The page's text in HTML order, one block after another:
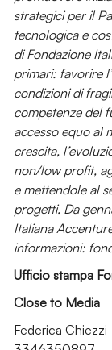
strategici per il
tecnologica e
di Fondazione
primari: favorire
condizioni di
competenze del
accesso equo al
crescita,
non/low profit,
e mettendole al
progetti. Da
Italiana
informazioni:
Ufficio stampa
Close to Media
Federica